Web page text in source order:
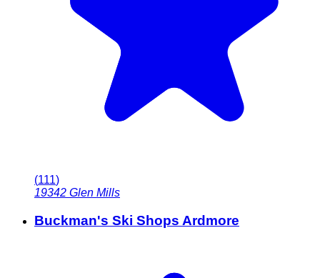
(111)
19342 Glen Mills
Buckman's Ski Shops Ardmore